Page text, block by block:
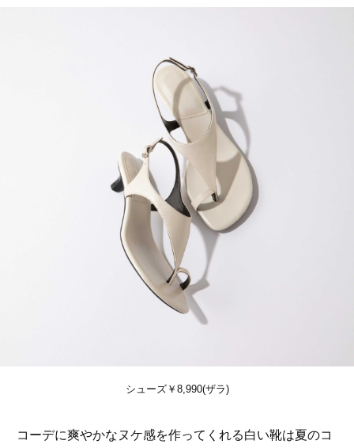
シューズ￥8,990(ザラ)
コーデに爽やかなヌケ感を作ってくれる白い靴は夏のコ